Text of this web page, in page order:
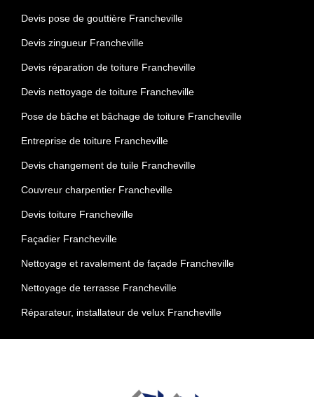
Devis pose de gouttière Francheville
Devis zingueur Francheville
Devis réparation de toiture Francheville
Devis nettoyage de toiture Francheville
Pose de bâche et bâchage de toiture Francheville
Entreprise de toiture Francheville
Devis changement de tuile Francheville
Couvreur charpentier Francheville
Devis toiture Francheville
Façadier Francheville
Nettoyage et ravalement de façade Francheville
Nettoyage de terrasse Francheville
Réparateur, installateur de velux Francheville